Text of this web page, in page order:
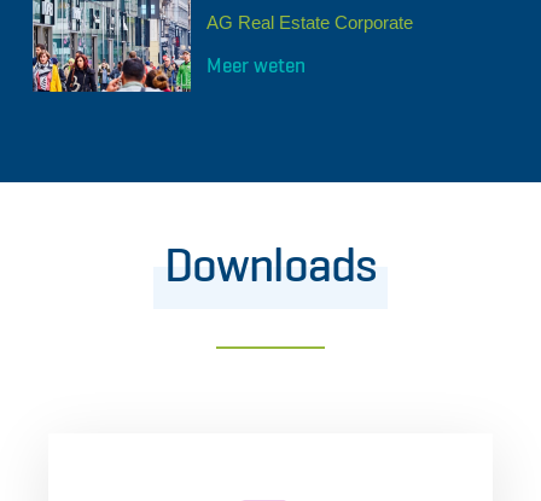
AG Real Estate Corporate
Meer weten
Downloads